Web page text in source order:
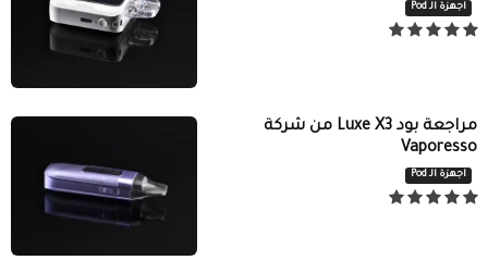
اجهزة الـ Pod
مراجعة بود Luxe X3 من شركة
Vaporesso
اجهزة الـ Pod